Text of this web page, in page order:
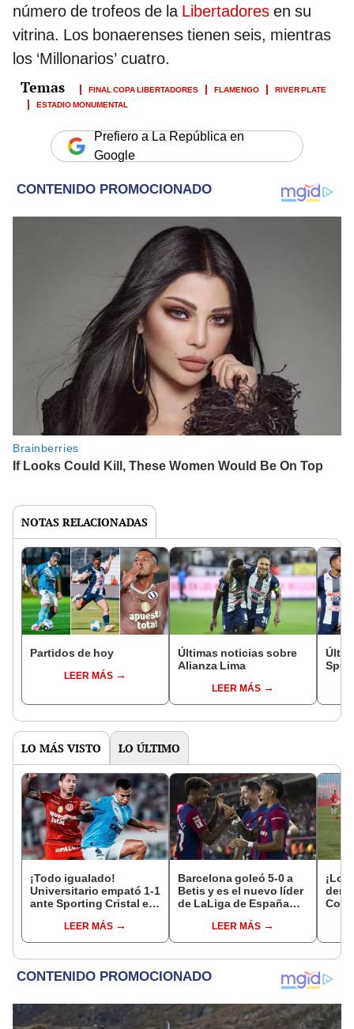
número de trofeos de la Libertadores en su
vitrina. Los bonaerenses tienen seis, mientras
los ‘Millonarios’ cuatro.
FINAL COPA LIBERTADORES FLAMENGO
RIVER PLATE
ESTADIO MONUMENTAL
Prefiero a La República en
Google
NOTAS RELACIONADAS
Partidos de hoy
LEER MÁS
Últimas noticias sobre
Alianza Lima
LEER MÁS
LO MÁS VISTO LO ÚLTIMO
¡Todo igualado!
Universitario empató 1-1
ante Sporting Cristal en
por el Torneo Clausura
de la Liga 1 2026
LEER MÁS
Barcelona goleó 5-0 a
Betis y es el nuevo líder
de LaLiga de España
LEER MÁS
¡Lo